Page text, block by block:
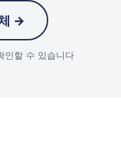
→
인할 수 있습니다